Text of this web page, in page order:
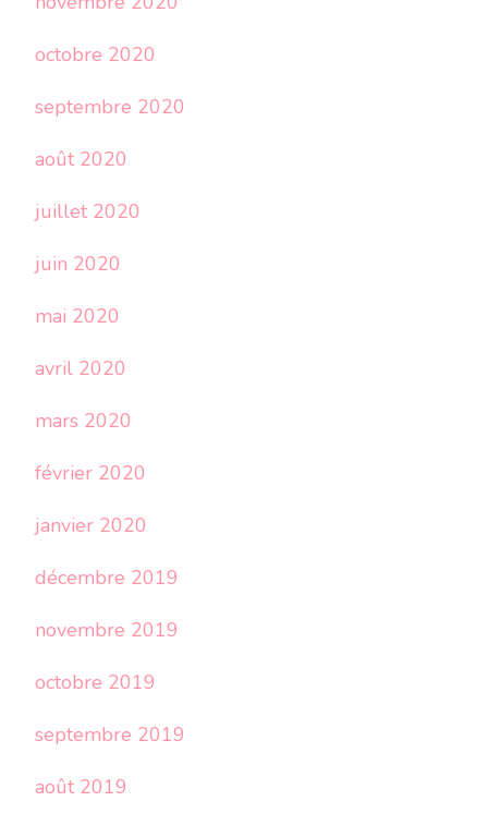
octobre 2020
septembre 2020
août 2020
juillet 2020
juin 2020
mai 2020
avril 2020
mars 2020
février 2020
janvier 2020
décembre 2019
novembre 2019
octobre 2019
septembre 2019
août 2019